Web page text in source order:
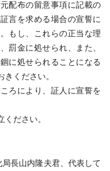
配布の留意事項に記載の
言を求める場合の宣誓に
もし、これらの正当な理
罰金に処せられ、また、
に処せられることになる
ください。
ろにより、証人に宣誓を
ださい。
長山内隆夫君、代表して